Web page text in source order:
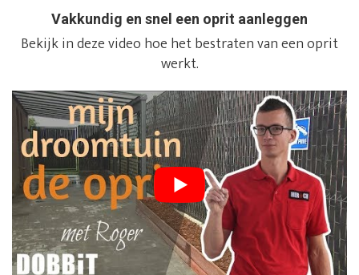
Vakkundig en snel een oprit aanleggen
Bekijk in deze video hoe het bestraten van een oprit
werkt.